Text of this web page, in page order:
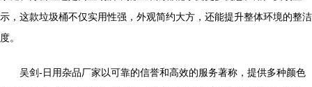
示，这款垃圾桶不仅实用性强，外观简约大方，还能提升整体环境的整洁
度。
吴剑-日用杂品厂家以可靠的信誉和高效的服务著称，提供多种颜色